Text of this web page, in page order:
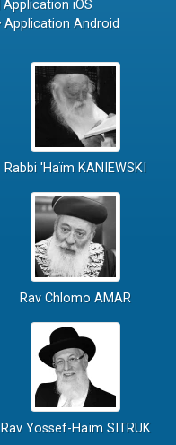
Application iOS
Application Android
Rabbi 'Haïm KANIEWSKI
Rav Chlomo AMAR
Rav Yossef-Haïm SITRUK